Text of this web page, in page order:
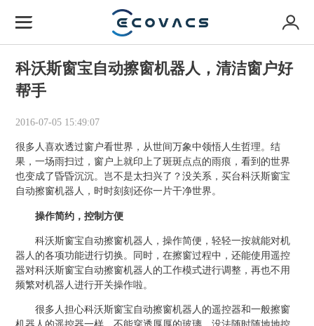
科沃斯窗宝自动擦窗机器人，清洁窗户好
帮手
2016-07-05 15:49:07
很多人喜欢透过窗户看世界，从世间万象中领悟人生哲理。结
果，一场雨扫过，窗户上就印上了斑斑点点的雨痕，看到的世界
也变成了昏昏沉沉。岂不是太扫兴了？没关系，买台科沃斯窗宝
自动擦窗机器人 ，时时刻刻还你一片干净世界。
操作简约，控制方便
科沃斯窗宝自动擦窗机器人，操作简便，轻轻一按就能对机
器人的各项功能进行切换。同时，在擦窗过程中，还能使用遥控
器对科沃斯窗宝自动擦窗机器人的工作模式进行调整，再也不用
频繁对机器人进行开关操作啦。
很多人担心科沃斯窗宝自动擦窗机器人的遥控器和一般擦窗